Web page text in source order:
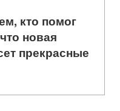
кто помог
новая
прекрасные